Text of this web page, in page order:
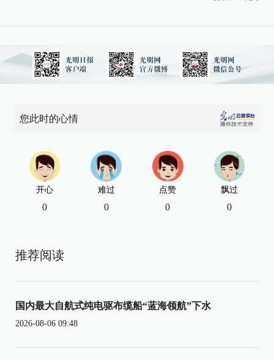
您此时的心情
开心
0
难过
0
点赞
0
飘过
0
推荐阅读
国内最大自航式纯电驱布缆船“蓝海领航”下水
2026-08-06 09:48